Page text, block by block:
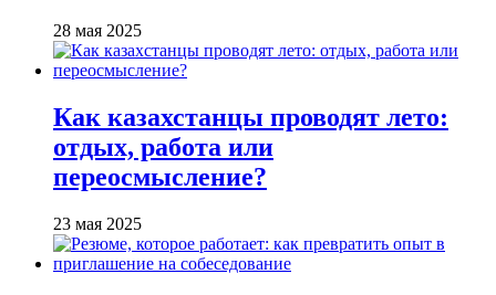
28 мая 2025
Как казахстанцы проводят лето:
отдых, работа или
переосмысление?
23 мая 2025